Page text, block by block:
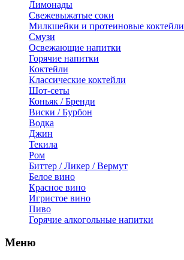
Лимонады
Свежевыжатые соки
Милкшейки и протеиновые коктейли
Смузи
Освежающие напитки
Горячие напитки
Коктейли
Классические коктейли
Шот-сеты
Коньяк / Бренди
Виски / Бурбон
Водка
Джин
Текила
Ром
Биттер / Ликер / Вермут
Белое вино
Красное вино
Игристое вино
Пиво
Горячие алкогольные напитки
Меню